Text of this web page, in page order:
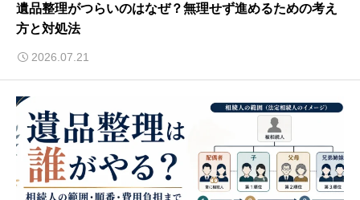
遺品整理がつらいのはなぜ？無理せず進めるための考え
方と対処法
2026.07.21